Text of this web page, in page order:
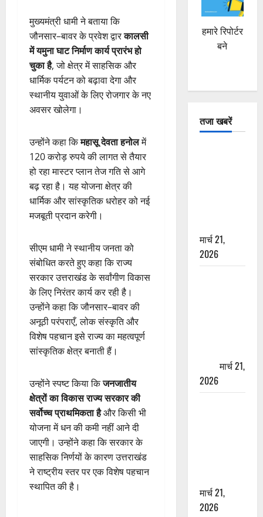
मुख्यमंत्री धामी ने बताया कि
जौनसार–बावर के प्रवेश द्वारकालसी
में यमुना घाट निर्माण कार्य प्रारंभ हो
चुका है, जो क्षेत्र में साहसिक और
धार्मिक पर्यटन को बढ़ावा देगा और
स्थानीय युवाओं के लिए रोजगार के नए
अवसर खोलेगा।
उन्होंने कहा किमहासू देवता हनोलमें
120 करोड़ रुपये की लागत से तैयार
हो रहा मास्टर प्लान तेज गति से आगे
बढ़ रहा है। यह योजना क्षेत्र की
धार्मिक और सांस्कृतिक धरोहर को नई
मजबूती प्रदान करेगी।
सीएम धामी ने स्थानीय जनता को
संबोधित करते हुए कहा कि राज्य
सरकार उत्तराखंड के सर्वांगीण विकास
के लिए निरंतर कार्य कर रही है।
उन्होंने कहा कि जौनसार–बावर की
अनूठी परंपराएँ, लोक संस्कृति और
विशेष पहचान इसे राज्य का महत्वपूर्ण
सांस्कृतिक क्षेत्र बनाती हैं।
उन्होंने स्पष्ट किया किजनजातीय
क्षेत्रों का विकास राज्य सरकार की
सर्वोच्च प्राथमिकता हैऔर किसी भी
योजना में धन की कमी नहीं आने दी
जाएगी। उन्होंने कहा कि सरकार के
साहसिक निर्णयों के कारण उत्तराखंड
ने राष्ट्रीय स्तर पर एक विशेष पहचान
स्थापित की है।
हमारे रिपोर्टर
बने
तजा खबरें
मार्च 21,
2026
मार्च 21,
2026
मार्च 21,
2026